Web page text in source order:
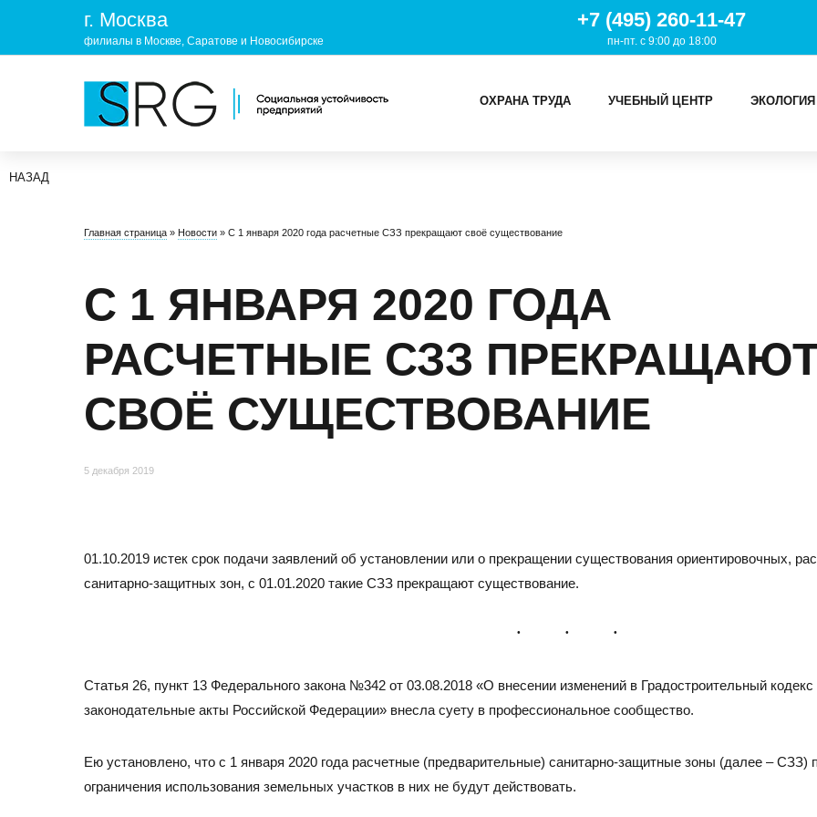
г. Москва
филиалы в Москве, Саратове и Новосибирске
+7 (495) 260-11-47
пн-пт. с 9:00 до 18:00
ОХРАНА ТРУДА УЧЕБНЫЙ ЦЕНТР ЭКОЛОГИЯ
О нас
Лицензии и аккредитации
Пресс-центр
Реквизиты
Отзывы
ОХРАНА ТРУДА
МОСКВА
Бизнес-центр «Пост Плаза» (м. Электрозаводская)
САРАТОВ
оф. 617а
3,
НАЗАД
Главная страница » Новости » С 1 января 2020 года расчетные СЗЗ прекращают своё существование
С 1 ЯНВАРЯ 2020 ГОДА
РАСЧЕТНЫЕ СЗЗ
СВОЁ СУЩЕСТВОВАНИЕ
5 декабря 2019
01.10.2019 истек срок подачи заявлений об установлении или о прекращении существования ориентировочных,
санитарно-защитных зон, с 01.01.2020 такие СЗЗ прекращают существование.
Статья 26, пункт 13 Федерального закона №342 от 03.08.2018 «О внесении изменений в Градостроительный
законодательные акты Российской Федерации» внесла суету в профессиональное сообщество.
Ею установлено, что с 1 января 2020 года расчетные (предварительные) санитарно-защитные зоны (далее – СЗЗ)
ограничения использования земельных участков в них не будут действовать.